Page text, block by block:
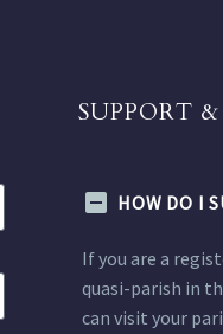
SUPPORT
HOW DO I
If you are a
quasi-parish in
can visit your